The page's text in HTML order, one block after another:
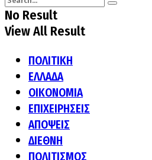
No Result
View All Result
ΠΟΛΙΤΙΚΗ
ΕΛΛΑΔΑ
ΟΙΚΟΝΟΜΙΑ
ΕΠΙΧΕΙΡΗΣΕΙΣ
ΑΠΟΨΕΙΣ
ΔΙΕΘΝΗ
ΠΟΛΙΤΙΣΜΟΣ